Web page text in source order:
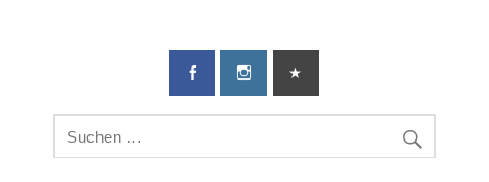
TG-Geislingen
DIE Sportadresse in Geislingen!